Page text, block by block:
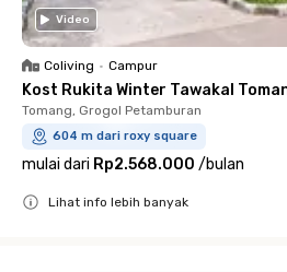
Video
Coliving • Campur
Kost Rukita Winter Tawakal
Tomang, Grogol Petamburan
604 m dari roxy square
mulai dari Rp2.568.000 /bulan
Lihat info lebih banyak